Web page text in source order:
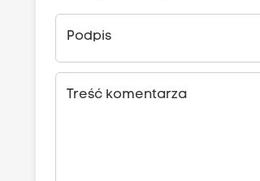
Podpis
Treść komentarza